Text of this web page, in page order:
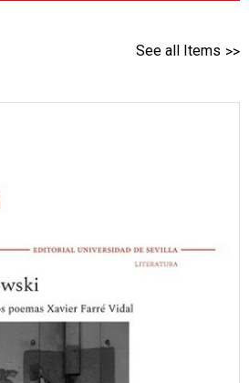
See all Items